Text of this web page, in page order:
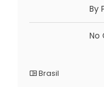
By
No
Brasil